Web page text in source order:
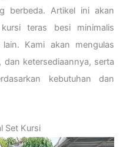
berbeda. Artikel ini akan
teras besi minimalis
Kami akan mengulas
ketersediaannya, serta
kebutuhan dan
Set Kursi